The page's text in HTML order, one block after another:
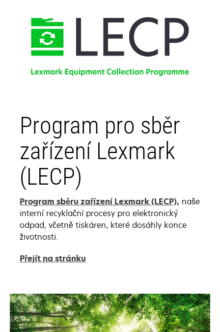
Program pro sběr
zařízení Lexmark
(LECP)
Program sběru zařízení Lexmark (LECP), naše
interní recyklační procesy pro elektronický
odpad, včetně tiskáren, které dosáhly konce
životnosti.
Přejít na stránku